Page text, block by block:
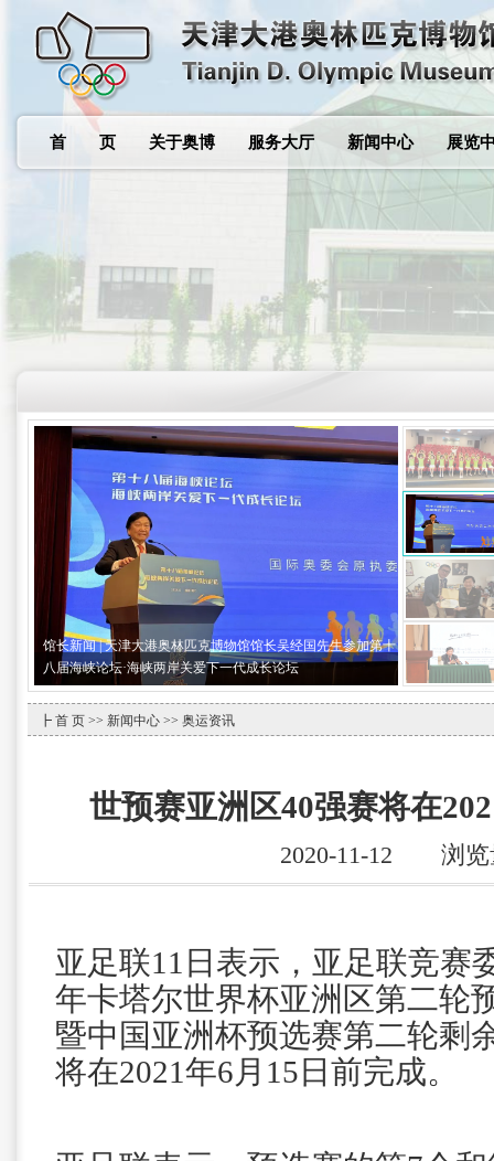
首 页 关于奥博 服务大厅 新闻中心 展览
馆长新闻 | 天津大港奥林匹克博物馆馆长吴经国先生参加第十
八届海峡论坛·海峡两岸关爱下一代成长论坛
┣ 首 页 >> 新闻中心 >> 奥运资讯
世预赛亚洲区40强赛将在
2020-11-12 浏览
亚足联11日表示，亚足联竞赛
年卡塔尔世界杯亚洲区第二轮
暨中国亚洲杯预选赛第二轮剩
将在2021年6月15日前完成。